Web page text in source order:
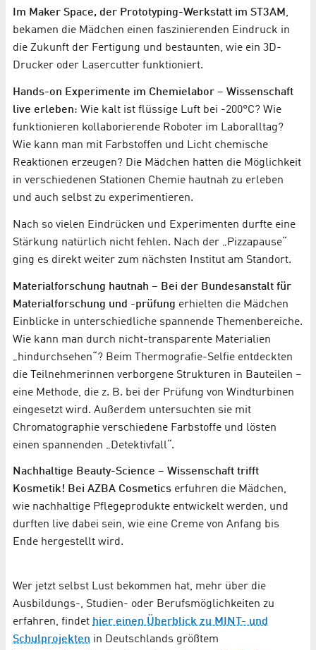
Im Maker Space, der Prototyping-Werkstatt im ST3AM ,
bekamen die Mädchen einen faszinierenden Eindruck in
die Zukunft der Fertigung und bestaunten, wie ein 3D-
Drucker oder Lasercutter funktioniert.
Hands-on Experimente im Chemielabor – Wissenschaft
live erleben: Wie kalt ist flüssige Luft bei -200°C? Wie
funktionieren kollaborierende Roboter im Laboralltag?
Wie kann man mit Farbstoffen und Licht chemische
Reaktionen erzeugen? Die Mädchen hatten die Möglichkeit
in verschiedenen Stationen Chemie hautnah zu erleben
und auch selbst zu experimentieren.
Nach so vielen Eindrücken und Experimenten durfte eine
Stärkung natürlich nicht fehlen. Nach der „Pizzapause“
ging es direkt weiter zum nächsten Institut am Standort.
Materialforschung hautnah – Bei der Bundesanstalt für
Materialforschung und -prüfung erhielten die Mädchen
Einblicke in unterschiedliche spannende Themenbereiche.
Wie kann man durch nicht-transparente Materialien
„hindurchsehen“? Beim Thermografie-Selfie entdeckten
die Teilnehmerinnen verborgene Strukturen in Bauteilen –
eine Methode, die z. B. bei der Prüfung von Windturbinen
eingesetzt wird. Außerdem untersuchten sie mit
Chromatographie verschiedene Farbstoffe und lösten
einen spannenden „Detektivfall“.
Nachhaltige Beauty-Science – Wissenschaft trifft
Kosmetik! Bei AZBA Cosmetics erfuhren die Mädchen,
wie nachhaltige Pflegeprodukte entwickelt werden, und
durften live dabei sein, wie eine Creme von Anfang bis
Ende hergestellt wird.
Wer jetzt selbst Lust bekommen hat, mehr über die
Ausbildungs-, Studien- oder Berufsmöglichkeiten zu
erfahren, findet hier einen Überblick zu MINT- und
Schulprojekten in Deutschlands größtem